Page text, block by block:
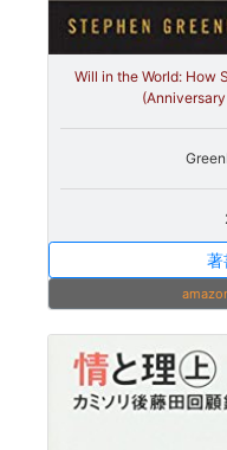
Will in the World: How
著